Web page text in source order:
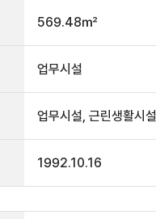
569.48㎡
업무시설
업무시설, 근린생활시설
1992.10.16